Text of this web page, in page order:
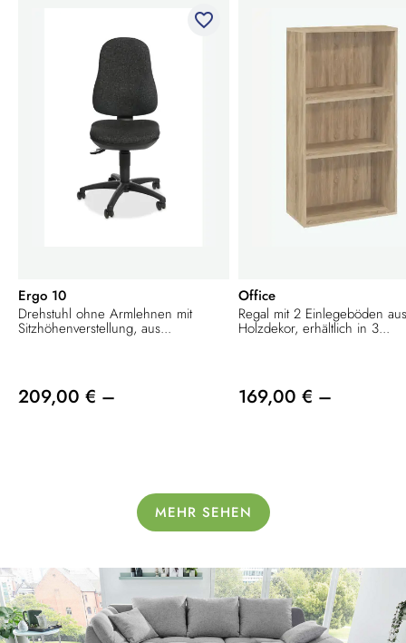
favorite_border
Ergo 10
Drehstuhl ohne Armlehnen mit
Sitzhöhenverstellung, aus...
209,00 € –
Office
Regal mit 2 Einlegeböden
Holzdekor, erhältlich in 3...
169,00 € –
MEHR SEHEN